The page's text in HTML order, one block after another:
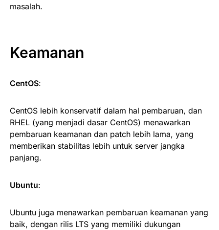
masalah.
Keamanan
CentOS:
CentOS lebih konservatif dalam hal pembaruan, dan
RHEL (yang menjadi dasar CentOS) menawarkan
pembaruan keamanan dan patch lebih lama, yang
memberikan stabilitas lebih untuk server jangka
panjang.
Ubuntu:
Ubuntu juga menawarkan pembaruan keamanan yang
baik, dengan rilis LTS yang memiliki dukungan